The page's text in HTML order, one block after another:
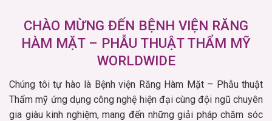
CHÀO MỪNG ĐẾN BỆNH VIỆN RĂNG
HÀM MẶT – PHẪU THUẬT THẨM MỸ
WORLDWIDE
Chúng tôi tự hào là Bệnh viện Răng Hàm Mặt – Phẫu thuật
Thẩm mỹ ứng dụng công nghệ hiện đại cùng đội ngũ chuyên
gia giàu kinh nghiệm, mang đến những giải pháp chăm sóc